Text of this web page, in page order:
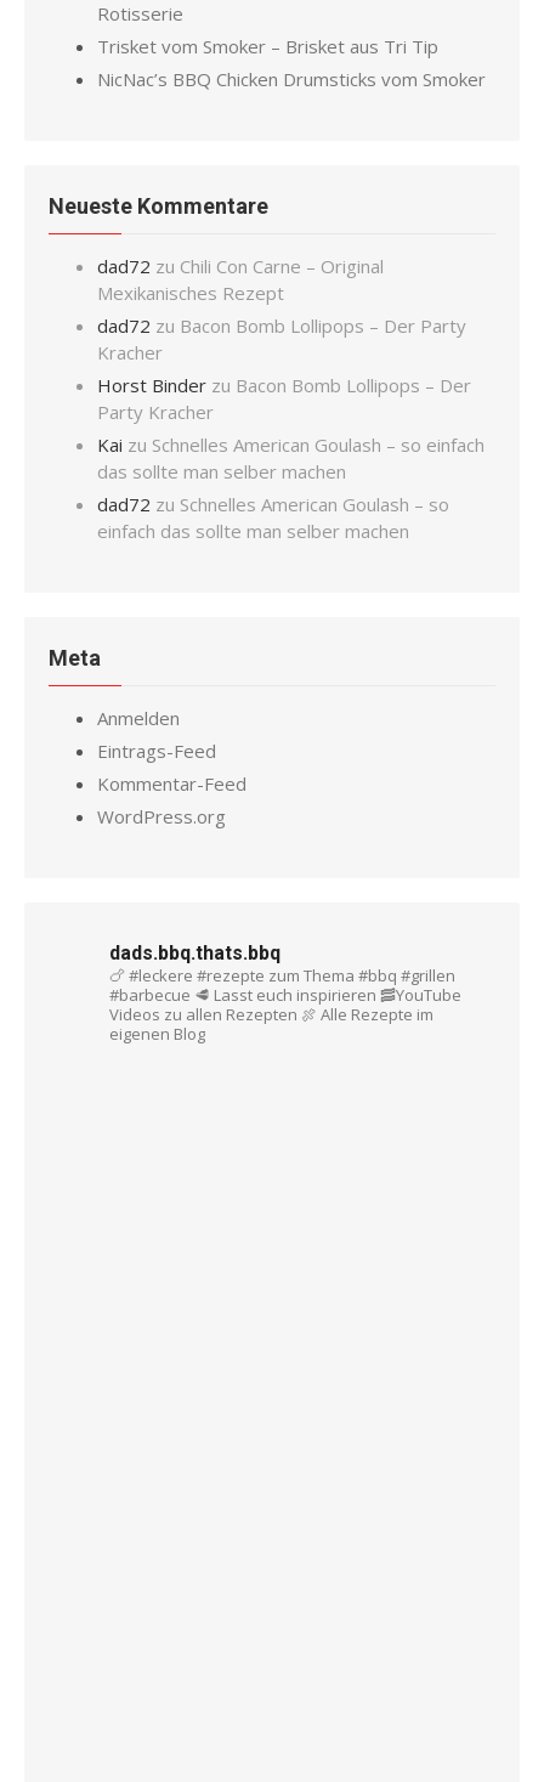
Rotisserie
Trisket vom Smoker – Brisket aus Tri Tip
NicNac’s BBQ Chicken Drumsticks vom Smoker
Neueste Kommentare
dad72 zu Chili Con Carne – Original
Mexikanisches Rezept
dad72 zu Bacon Bomb Lollipops – Der Party
Kracher
Horst Binder zu Bacon Bomb Lollipops – Der
Party Kracher
Kai zu Schnelles American Goulash – so einfach
das sollte man selber machen
dad72 zu Schnelles American Goulash – so
einfach das sollte man selber machen
Meta
Anmelden
Eintrags-Feed
Kommentar-Feed
WordPress.org
dads.bbq.thats.bbq
🍗 #leckere #rezepte zum Thema #bbq #grillen
#barbecue 🥩 Lasst euch inspirieren 🥓YouTube
Videos zu allen Rezepten 🍖 Alle Rezepte im
eigenen Blog